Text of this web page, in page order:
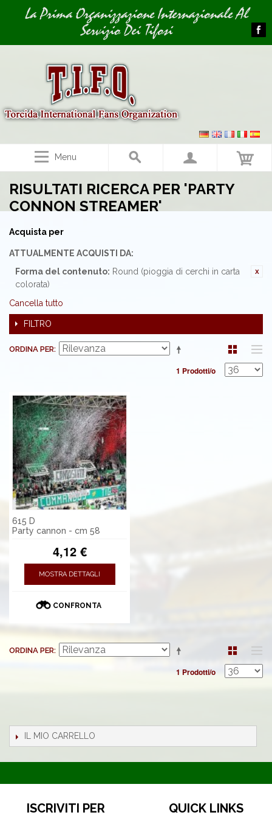
Image 04
Image 05La Prima Organizzazione Internazionale Al
Servizio Dei Tifosi
Menu
RISULTATI RICERCA PER 'PARTY
CONNON STREAMER'
Acquista per
ATTUALMENTE ACQUISTI DA:
Forma del contenuto: Round (pioggia di cerchi in carta
colorata)
Cancella tutto
FILTRO
ORDINA PER
1 Prodotti/o
615 D
Party cannon - cm 58
4,12 €
MOSTRA DETTAGLI
CONFRONTA
ORDINA PER
1 Prodotti/o
IL MIO CARRELLO
ISCRIVITI PER
QUICK LINKS